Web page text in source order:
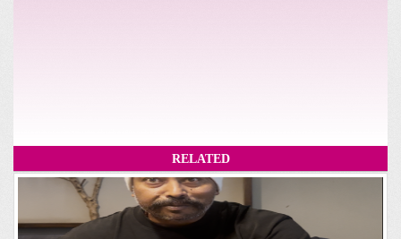
RELATED